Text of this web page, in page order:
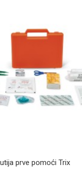
prve pomoći Trix